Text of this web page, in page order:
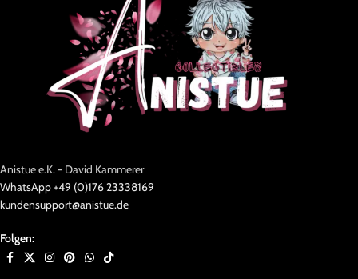
Anistue e.K. - David Kammerer
WhatsApp +49 (0)176 23338169
kundensupport@anistue.de
Folgen: